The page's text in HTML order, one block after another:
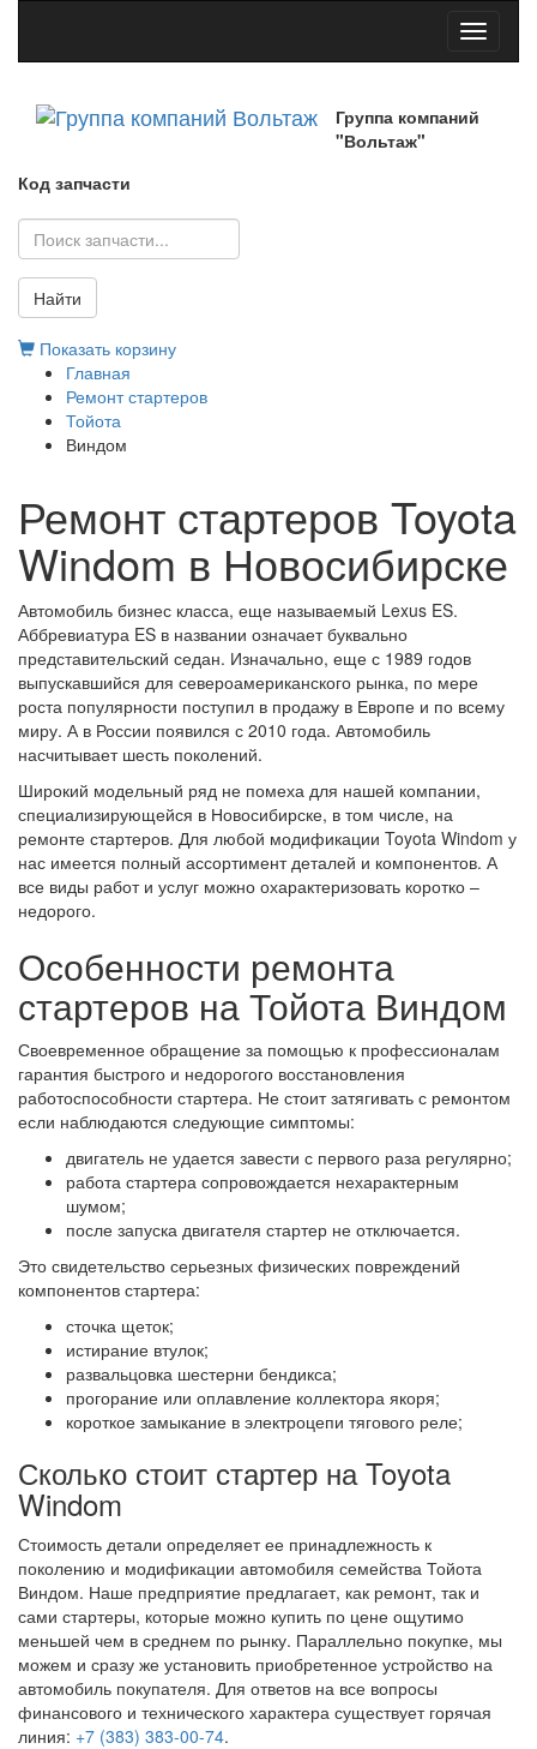
Toggle
Группа компаний
"Вольтаж"
Код запчасти
Найти
Показать корзину
Главная
Ремонт стартеров
Тойота
Виндом
Ремонт стартеров Toyota
Windom в Новосибирске
Автомобиль бизнес класса, еще называемый Lexus ES.
Аббревиатура ES в названии означает буквально
представительский седан. Изначально, еще с 1989 годов
выпускавшийся для североамериканского рынка, по мере
роста популярности поступил в продажу в Европе и по всему
миру. А в России появился с 2010 года. Автомобиль
насчитывает шесть поколений.
Широкий модельный ряд не помеха для нашей компании,
специализирующейся в Новосибирске, в том числе, на
ремонте стартеров. Для любой модификации Toyota Windom у
нас имеется полный ассортимент деталей и компонентов. А
все виды работ и услуг можно охарактеризовать коротко –
недорого.
Особенности ремонта
стартеров на Тойота Виндом
Своевременное обращение за помощью к профессионалам
гарантия быстрого и недорогого восстановления
работоспособности стартера. Не стоит затягивать с ремонтом
если наблюдаются следующие симптомы:
двигатель не удается завести с первого раза регулярно;
работа стартера сопровождается нехарактерным
шумом;
после запуска двигателя стартер не отключается.
Это свидетельство серьезных физических повреждений
компонентов стартера:
сточка щеток;
истирание втулок;
развальцовка шестерни бендикса;
прогорание или оплавление коллектора якоря;
короткое замыкание в электроцепи тягового реле;
Сколько стоит стартер на Toyota
Windom
Стоимость детали определяет ее принадлежность к
поколению и модификации автомобиля семейства Тойота
Виндом. Наше предприятие предлагает, как ремонт, так и
сами стартеры, которые можно купить по цене ощутимо
меньшей чем в среднем по рынку. Параллельно покупке, мы
можем и сразу же установить приобретенное устройство на
автомобиль покупателя. Для ответов на все вопросы
финансового и технического характера существует горячая
линия: +7 (383) 383-00-74.